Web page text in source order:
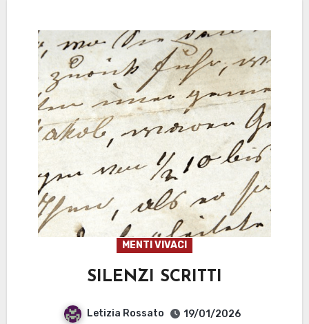
MENTI VIVACI
SILENZI SCRITTI
Letizia Rossato
19/01/2026